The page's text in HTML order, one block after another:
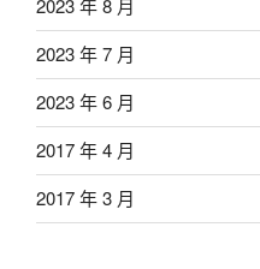
2023 年 8 月
2023 年 7 月
2023 年 6 月
2017 年 4 月
2017 年 3 月